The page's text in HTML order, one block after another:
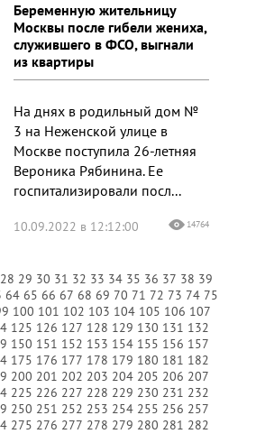
Беременную жительницу
Москвы после гибели жениха,
служившего в ФСО, выгнали
из квартиры
На днях в родильный дом №
3 на Неженской улице в
Москве поступила 26-летняя
Вероника Рябинина. Ее
госпитализировали посл...
10.09.2022 в 12:12:00 14764
28 29 30 31 32 33 34 35 36 37 38 39
64 65 66 67 68 69 70 71 72 73 74 75
100 101 102 103 104 105 106 107
125 126 127 128 129 130 131 132
150 151 152 153 154 155 156 157
175 176 177 178 179 180 181 182
200 201 202 203 204 205 206 207
225 226 227 228 229 230 231 232
250 251 252 253 254 255 256 257
275 276 277 278 279 280 281 282